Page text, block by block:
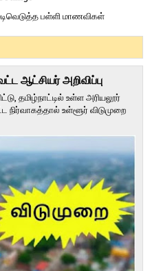
பள்ளி மாணவிகள்
ஆட்சியர் அறிவிப்பு
தமிழ்நாட்டில் உள்ள அரியலூர்
உள்ளூர் விடுமுறை